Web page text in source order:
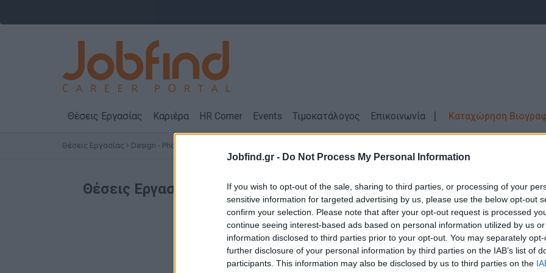
Jobfind.gr - Do Not Process My Personal Information
If you wish to opt-out of the sale, sharing to third parties, or processing of your
sensitive information for targeted advertising by us, please use the below opt-out
confirm your selection. Please note that after your opt-out request is processed
continue seeing interest-based ads based on personal information utilized by us
information disclosed to third parties prior to your opt-out. You may separately
further disclosure of your personal information by third parties on the IAB’s list of
participants. This information may also be disclosed by us to third parties on the
Θέσεις Εργασίας Καριέρα HR Corner Events Τιμοκατάλογος Επικοινωνία Καταχώρηση
Θέσεις Εργασίας Design - Photo - Video - Audio - Arts
Θέσεις Εργασίας Design - Photo - Video - Audio - Arts \ ΚΑΛΟΧΩΡΙ
Δεν βρέθηκαν αποτελέσματα για την αναζήτηση σας!